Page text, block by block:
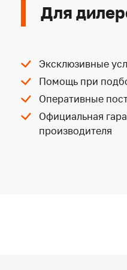
Для
Эксклюзивные
Помощь при
Оперативные
Официальная
производителя